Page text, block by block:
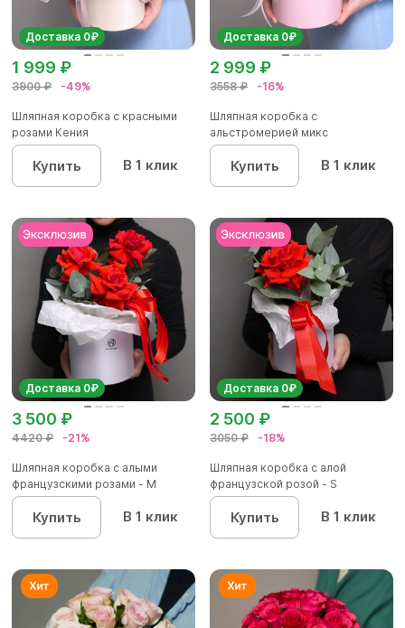
Доставка 0₽
3900 ₽ -49%
1 999 ₽
Шляпная коробка с красными
розами Кения
Купить В 1 клик
Доставка 0₽
3558 ₽ -16%
2 999 ₽
Шляпная коробка с
альстромерией микс
Купить В 1 клик
Доставка 0₽
4420 ₽ -21%
3 500 ₽
Шляпная коробка с алыми
французскими розами - M
Купить В 1 клик
Доставка 0₽
3050 ₽ -18%
2 500 ₽
Шляпная коробка с алой
французской розой - S
Купить В 1 клик